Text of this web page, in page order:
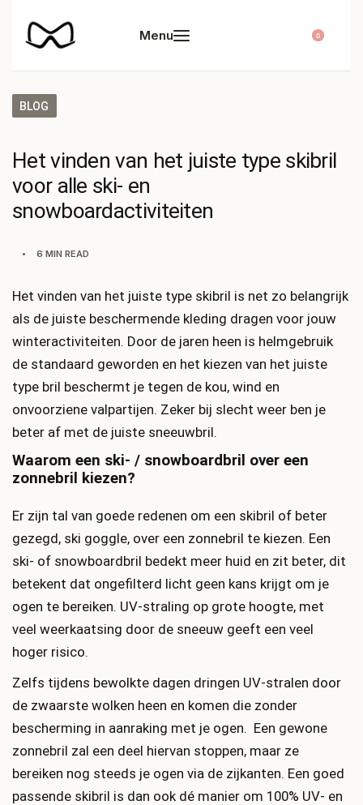
0
BLOG
Het vinden van het juiste type skibril
voor alle ski- en
snowboardactiviteiten
6 MIN READ
Het vinden van het juiste type skibril is net zo belangrijk
als de juiste beschermende kleding dragen voor jouw
winteractiviteiten. Door de jaren heen is helmgebruik
de standaard geworden en het kiezen van het juiste
type bril beschermt je tegen de kou, wind en
onvoorziene valpartijen. Zeker bij slecht weer ben je
beter af met de juiste sneeuwbril.
Waarom een ​​ski- / snowboardbril over een
zonnebril kiezen?
Er zijn tal van goede redenen om een ski​​bril of beter
gezegd, ski goggle, over een zonnebril te kiezen. Een
ski- of snowboardbril bedekt meer huid en zit beter, dit
betekent dat ongefilterd licht geen kans krijgt om je
ogen te bereiken. UV-straling op grote hoogte, met
veel weerkaatsing door de sneeuw geeft een veel
hoger risico.
Zelfs tijdens bewolkte dagen dringen UV-stralen door
de zwaarste wolken heen en komen die zonder
bescherming in aanraking met je ogen. Een gewone
zonnebril zal een deel hiervan stoppen, maar ze
bereiken nog steeds je ogen via de zijkanten. Een goed
passende skibril is dan ook dé manier om 100% UV- en